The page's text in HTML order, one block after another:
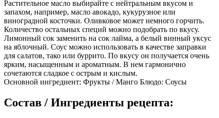
Растительное масло выбирайте с нейтральным вкусом и
запахом, например, масло авокадо, кукурузное или
виноградной косточки. Оливковое может немного горчить.
Количество остальных специй можно подобрать по вкусу.
Лимонный сок заменить на сок лайма, а белый винный уксус
на яблочный. Соус можно использовать в качестве заправки
для салатов, тако или буррито. По вкусу он получается очень
ярким, насыщенным и ароматным. В нем гармонично
сочетаются сладкое с острым и кислым.
Основной ингредиент: Фрукты / Манго Блюдо: Соусы
Состав / Ингредиенты рецепта: